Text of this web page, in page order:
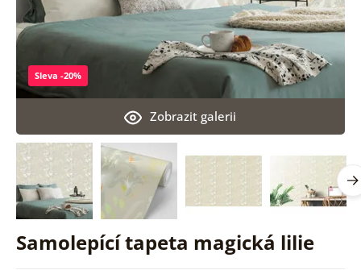
Samolepící tapeta magická lilie
Zobrazit galerii
Sleva -20%